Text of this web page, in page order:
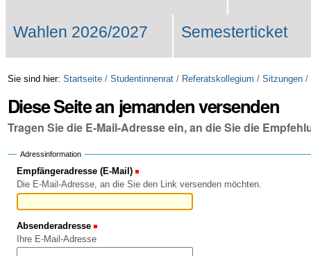
Wahlen 2026/2027 Semesterticket
Sie sind hier: Startseite / Studentinnenrat / Referatskollegium / Sitzungen /
Diese Seite an jemanden versenden
Tragen Sie die E-Mail-Adresse ein, an die Sie die
Adressinformation
Empfängeradresse (E-Mail)
Die E-Mail-Adresse, an die Sie den Link versenden möchten.
Absenderadresse
Ihre E-Mail-Adresse